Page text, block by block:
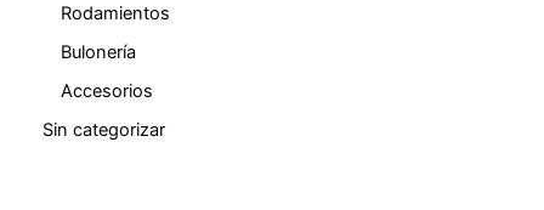
Rodamientos
Bulonería
Accesorios
Sin categorizar